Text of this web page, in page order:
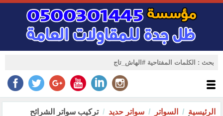
الرئيسية السواتر سواتر حديد
تركيب سواتر الشرائح